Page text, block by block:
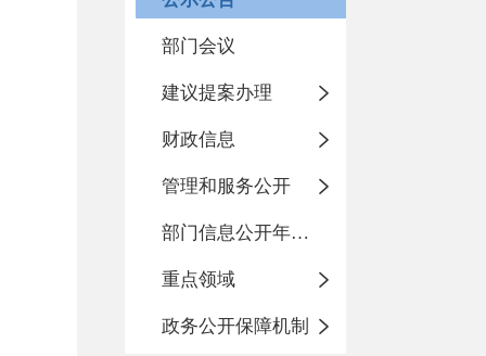
部门会议
建议提案办理
财政信息
管理和服务公开
部门信息公开年度报告
重点领域
政务公开保障机制